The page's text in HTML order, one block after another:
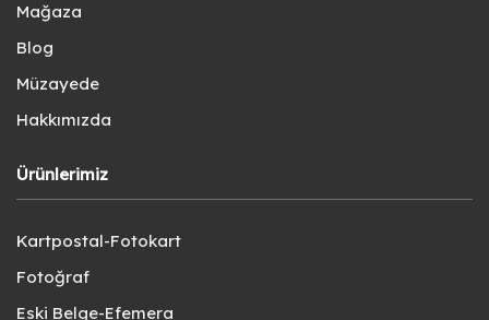
Mağaza
Blog
Müzayede
Hakkımızda
Ürünlerimiz
Kartpostal-Fotokart
Fotoğraf
Eski Belge-Efemera